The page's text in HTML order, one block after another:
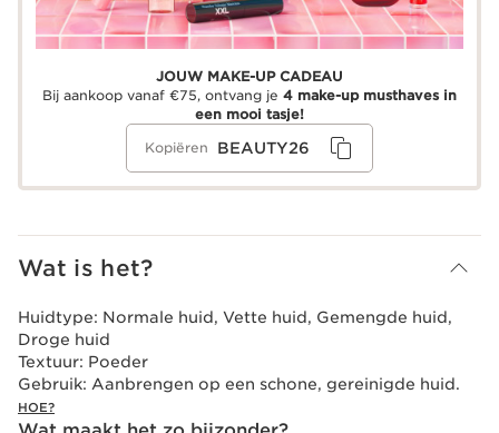
JOUW MAKE-UP CADEAU
Bij aankoop vanaf €75, ontvang je4 make-up musthaves in
een mooi tasje!
Kopiëren BEAUTY26
Wat is het?
Huidtype: Normale huid, Vette huid, Gemengde huid,
Droge huid
Textuur: Poeder
Gebruik: Aanbrengen op een schone, gereinigde huid.
HOE?